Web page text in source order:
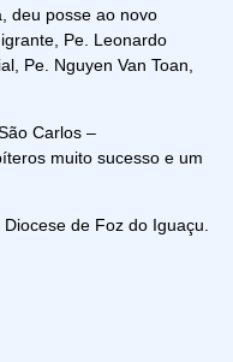
deu posse ao novo
Pe. Leonardo
Pe. Nguyen Van Toan,
Carlos –
muito sucesso e um
de Foz do Iguaçu.